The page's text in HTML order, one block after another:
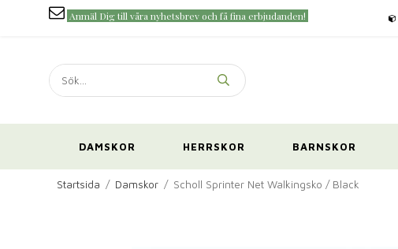
Anmäl Dig till våra nyhetsbrev och få fina erbjudanden!
DAMSKOR HERRSKOR BARNSKOR
Startsida / Damskor / Scholl Sprinter Net Walkingsko / Black